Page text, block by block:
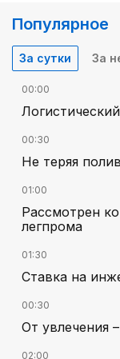
Популярное
За сутки За
00:00
00:30
Не теряя
01:00
Рассмотрен
легпрома
01:30
Ставка на
00:30
От увлечения
02:00